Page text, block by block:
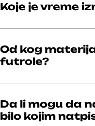
Koje je vreme
Od kog
futrole?
Da li mogu da
bilo kojim